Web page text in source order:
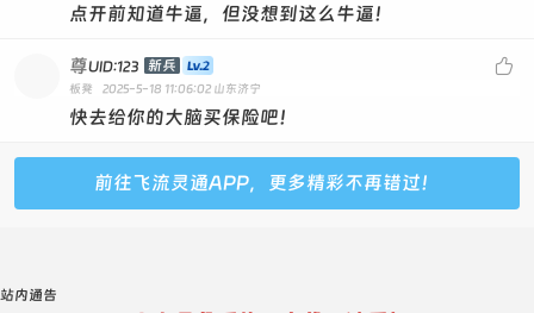
点开前知道牛逼，但没想到这么牛逼！

尊UID:123 新兵
板凳 2025-5-18 11:06:02 山东济宁
快去给你的大脑买保险吧！
前往飞流灵通APP，更多精彩不再错过！
站内通告